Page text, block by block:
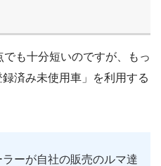
も十分短いのですが、もっ
済み未使用車」を利用する
ーが自社の販売のルマ達